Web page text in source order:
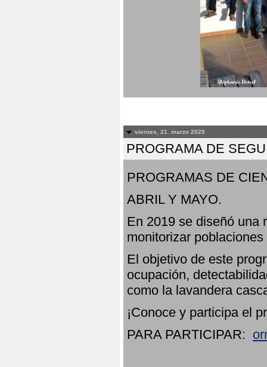
viernes, 21. marzo 2025
PROGRAMA DE
PROGRAMAS DE
ABRIL Y MAYO.
En 2019 se diseñó una
monitorizar
El objetivo de este
ocupación,
como la lavandera
¡Conoce y participa el
PARA PARTICIPAR: